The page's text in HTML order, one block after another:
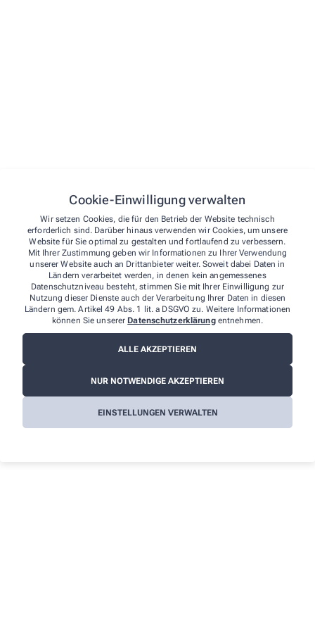
Cookie-Einwilligung verwalten
Wir setzen Cookies, die für den Betrieb der Website technisch
erforderlich sind. Darüber hinaus verwenden wir Cookies, um unsere
Website für Sie optimal zu gestalten und fortlaufend zu verbessern.
Mit Ihrer Zustimmung geben wir Informationen zu Ihrer Verwendung
unserer Website auch an Drittanbieter weiter. Soweit dabei Daten in
Ländern verarbeitet werden, in denen kein angemessenes
Datenschutzniveau besteht, stimmen Sie mit Ihrer Einwilligung zur
Nutzung dieser Dienste auch der Verarbeitung Ihrer Daten in diesen
Ländern gem. Artikel 49 Abs. 1 lit. a DSGVO zu. Weitere Informationen
können Sie unserer Datenschutzerklärungentnehmen.
ALLE AKZEPTIEREN
NUR NOTWENDIGE AKZEPTIEREN
EINSTELLUNGEN VERWALTEN
Sonnen-Apotheke
Wiedstr. 2,57610 Altenkirchen
02681/59 01
02681/7 02 18
vorbestellung@apotheke-altenkirchen.de
Über uns
Kontakt
Leistungen
Informationen
Datenschutz
AGB